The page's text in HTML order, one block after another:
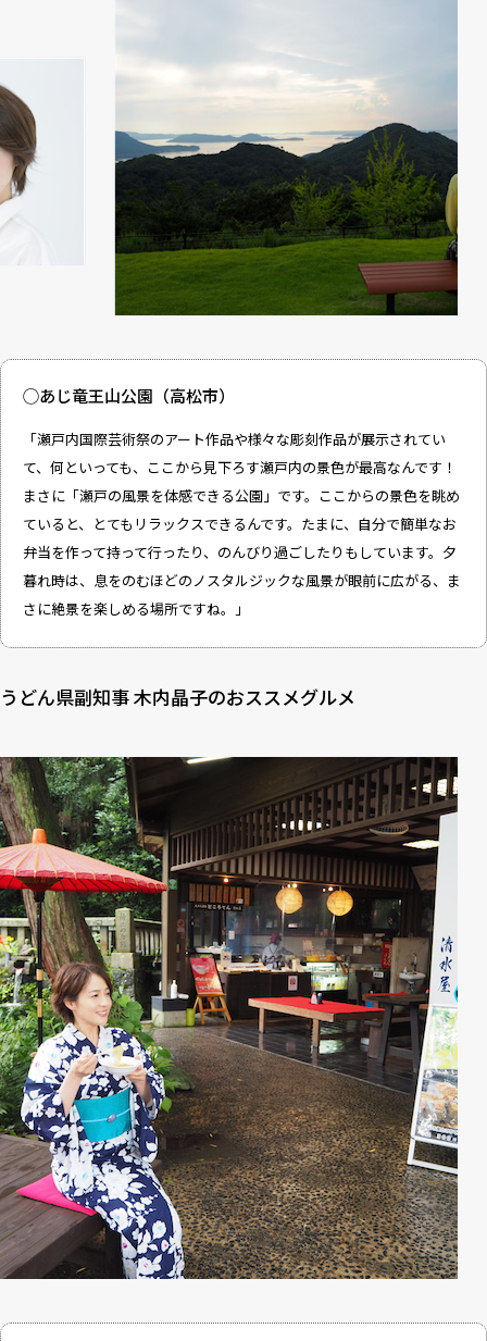
◯あじ竜王山公園（高松市）
「瀬戸内国際芸術祭のアート作品や様々な彫刻作品が展示されてい
て、何といっても、ここから見下ろす瀬戸内の景色が最高なんです！
まさに「瀬戸の風景を体感できる公園」です。ここからの景色を眺め
ていると、とてもリラックスできるんです。たまに、自分で簡単なお
弁当を作って持って行ったり、のんびり過ごしたりもしています。夕
暮れ時は、息をのむほどのノスタルジックな風景が眼前に広がる、ま
さに絶景を楽しめる場所ですね。」
うどん県副知事 木内晶子のおススメグルメ